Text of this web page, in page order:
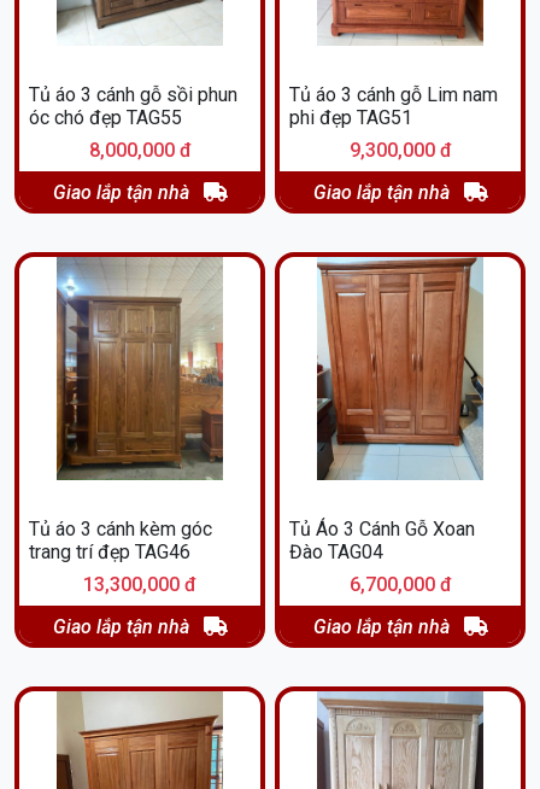
Tủ áo 3 cánh gỗ sồi phun
óc chó đẹp TAG55
8,000,000 đ
Giao lắp tận nhà
Tủ áo 3 cánh gỗ Lim nam
phi đẹp TAG51
9,300,000 đ
Giao lắp tận nhà
Tủ áo 3 cánh kèm góc
trang trí đẹp TAG46
13,300,000 đ
Giao lắp tận nhà
Tủ Áo 3 Cánh Gỗ Xoan
Đào TAG04
6,700,000 đ
Giao lắp tận nhà